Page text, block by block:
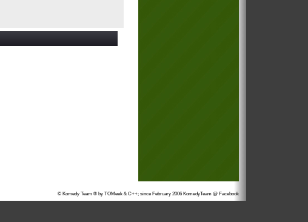
© Komedy Team ® by TOMeek & C++; since February 2006 KomedyTeam @ Facebook